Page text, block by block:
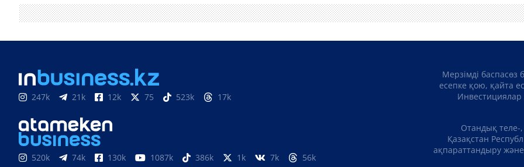
247k 21k 12k 75 523k 17k
520k 74k 130k 1087k 386k 1k 7k 56k
Мерзімді баспасөз
есепке қою, қайта
Инвестициялар
Отандық теле-
Қазақстан
ақпараттандыру